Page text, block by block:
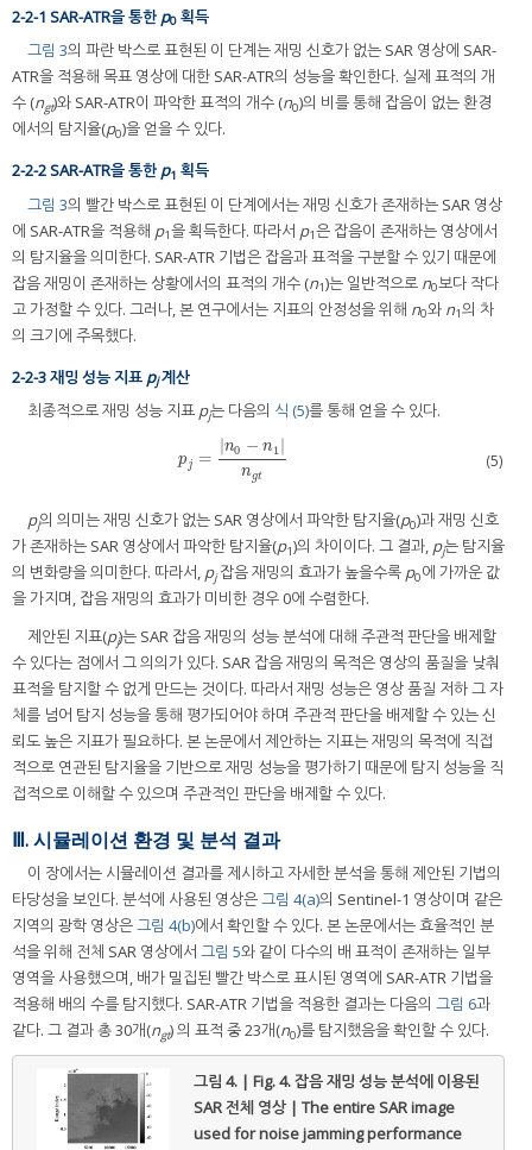
2-2-1 SAR-ATR을 통한 p0 획득
그림 3의 파란 박스로 표현된 이 단계는 재밍 신호가 없는 SAR 영상에 SAR-
ATR을 적용해 목표 영상에 대한 SAR-ATR의 성능을 확인한다. 실제 표적의 개
수 (ngt)와 SAR-ATR이 파악한 표적의 개수 (n0)의 비를 통해 잡음이 없는 환경
에서의 탐지율(p0)을 얻을 수 있다.
2-2-2 SAR-ATR을 통한 p1 획득
그림 3의 빨간 박스로 표현된 이 단계에서는 재밍 신호가 존재하는 SAR 영상
에 SAR-ATR을 적용해 p1을 획득한다. 따라서 p1은 잡음이 존재하는 영상에서
의 탐지율을 의미한다. SAR-ATR 기법은 잡음과 표적을 구분할 수 있기 때문에
잡음 재밍이 존재하는 상황에서의 표적의 개수 (n1)는 일반적으로 n0보다 작다
고 가정할 수 있다. 그러나, 본 연구에서는 지표의 안정성을 위해 n0와 n1의 차
의 크기에 주목했다.
2-2-3 재밍 성능 지표 pj계산
최종적으로 재밍 성능 지표 pj는 다음의 식 (5)를 통해 얻을 수 있다.
pj =
n0 − n1
ngt
pj= n0−n1ngt (5)
pj의 의미는 재밍 신호가 없는 SAR 영상에서 파악한 탐지율(p0)과 재밍 신호
가 존재하는 SAR 영상에서 파악한 탐지율(p1)의 차이이다. 그 결과, pj는 탐지율
의 변화량을 의미한다. 따라서, pj잡음 재밍의 효과가 높을수록 p0에 가까운 값
을 가지며, 잡음 재밍의 효과가 미비한 경우 0에 수렴한다.
제안된 지표(pj)는 SAR 잡음 재밍의 성능 분석에 대해 주관적 판단을 배제할
수 있다는 점에서 그 의의가 있다. SAR 잡음 재밍의 목적은 영상의 품질을 낮춰
표적을 탐지할 수 없게 만드는 것이다. 따라서 재밍 성능은 영상 품질 저하 그 자
체를 넘어 탐지 성능을 통해 평가되어야 하며 주관적 판단을 배제할 수 있는 신
뢰도 높은 지표가 필요하다. 본 논문에서 제안하는 지표는 재밍의 목적에 직접
적으로 연관된 탐지율을 기반으로 재밍 성능을 평가하기 때문에 탐지 성능을 직
접적으로 이해할 수 있으며 주관적인 판단을 배제할 수 있다.
Ⅲ. 시뮬레이션 환경 및 분석 결과
이 장에서는 시뮬레이션 결과를 제시하고 자세한 분석을 통해 제안된 기법의
타당성을 보인다. 분석에 사용된 영상은그림 4(a)의 Sentinel-1 영상이며 같은
지역의 광학 영상은그림 4(b)에서 확인할 수 있다. 본 논문에서는 효율적인 분
석을 위해 전체 SAR 영상에서 그림 5와 같이 다수의 배 표적이 존재하는 일부
영역을 사용했으며, 배가 밀집된 빨간 박스로 표시된 영역에 SAR-ATR 기법을
적용해 배의 수를 탐지했다. SAR-ATR 기법을 적용한 결과는 다음의 그림 6과
같다. 그 결과 총 30개(ngt) 의 표적 중 23개(n0)를 탐지했음을 확인할 수 있다.
그림 4. | Fig. 4.잡음 재밍 성능 분석에 이용된
SAR 전체 영상 | The entire SAR image
used for noise jamming performance